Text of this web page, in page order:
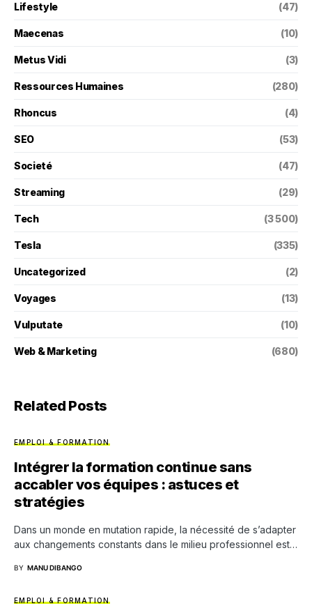
Lifestyle (47)
Maecenas (10)
Metus Vidi (3)
Ressources Humaines (280)
Rhoncus (4)
SEO (53)
Societé (47)
Streaming (29)
Tech (3 500)
Tesla (335)
Uncategorized (2)
Voyages (13)
Vulputate (10)
Web & Marketing (680)
Related Posts
EMPLOI & FORMATION
Intégrer la formation continue sans
accabler vos équipes : astuces et
stratégies
Dans un monde en mutation rapide, la nécessité de s’adapter
aux changements constants dans le milieu professionnel est…
BY MANU DIBANGO
EMPLOI & FORMATION